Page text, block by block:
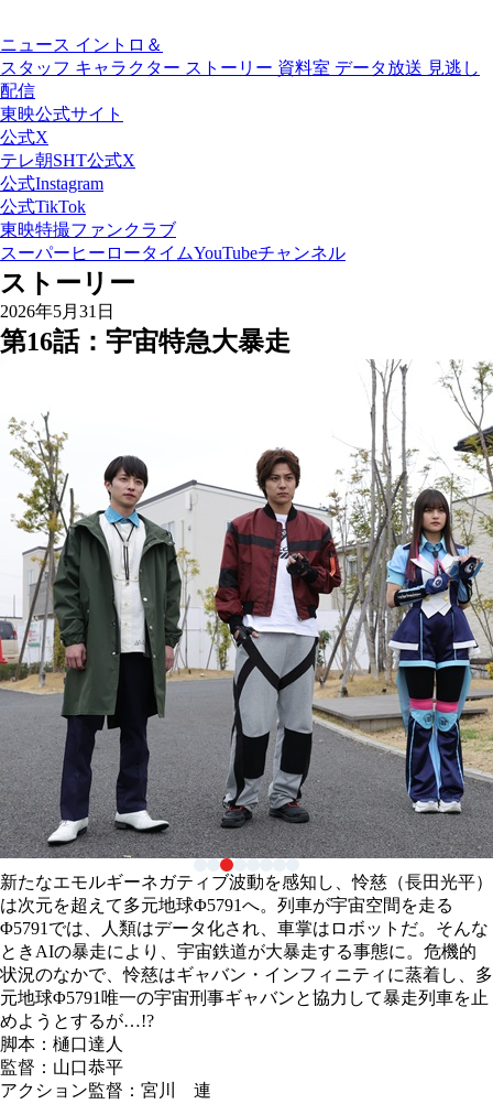
ニュース イントロ＆
スタッフ キャラクター ストーリー 資料室 データ放送 見逃し
配信
東映公式サイト
公式X
テレ朝SHT公式X
公式Instagram
公式TikTok
東映特撮ファンクラブ
スーパーヒーロータイムYouTubeチャンネル
ストーリー
2026年5月31日
第16話：宇宙特急大暴走
新たなエモルギーネガティブ波動を感知し、怜慈（長田光平）
は次元を超えて多元地球Φ5791へ。列車が宇宙空間を走る
Φ5791では、人類はデータ化され、車掌はロボットだ。そんな
ときAIの暴走により、宇宙鉄道が大暴走する事態に。危機的
状況のなかで、怜慈はギャバン・インフィニティに蒸着し、多
元地球Φ5791唯一の宇宙刑事ギャバンと協力して暴走列車を止
めようとするが…!?
脚本：樋口達人
監督：山口恭平
アクション監督：宮川 連